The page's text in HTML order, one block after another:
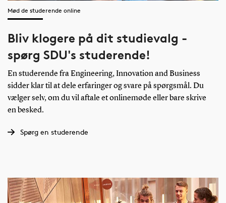
Mød de studerende online
Bliv klogere på dit studievalg -
spørg SDU's studerende!
En studerende fra Engineering, Innovation and Business
sidder klar til at dele erfaringer og svare på spørgsmål. Du
vælger selv, om du vil aftale et onlinemøde eller bare skrive
en besked.
Spørg en studerende